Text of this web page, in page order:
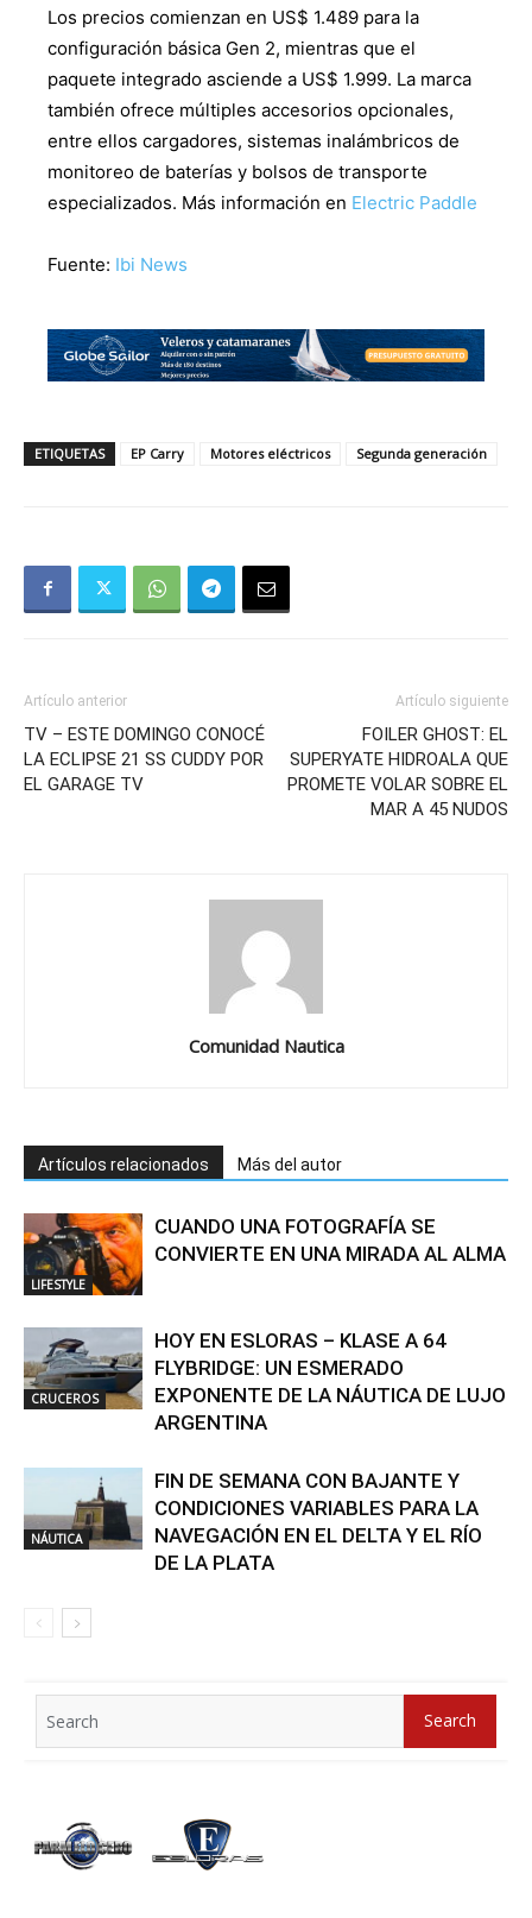
Los precios comienzan en US$ 1.489 para la
configuración básica Gen 2, mientras que el
paquete integrado asciende a US$ 1.999. La marca
también ofrece múltiples accesorios opcionales,
entre ellos cargadores, sistemas inalámbricos de
monitoreo de baterías y bolsos de transporte
especializados. Más información en Electric Paddle
Fuente: Ibi News
ETIQUETAS EP Carry Motores eléctricos Segunda generación
Artículo anterior
TV – ESTE DOMINGO CONOCÉ
LA ECLIPSE 21 SS CUDDY POR
EL GARAGE TV
Artículo siguiente
FOILER GHOST: EL
SUPERYATE HIDROALA QUE
PROMETE VOLAR SOBRE EL
MAR A 45 NUDOS
Comunidad Nautica
Artículos relacionados Más del autor
LIFESTYLE
CUANDO UNA FOTOGRAFÍA SE
CONVIERTE EN UNA MIRADA AL ALMA
CRUCEROS
HOY EN ESLORAS – KLASE A 64
FLYBRIDGE: UN ESMERADO
EXPONENTE DE LA NÁUTICA DE LUJO
ARGENTINA
NÁUTICA
FIN DE SEMANA CON BAJANTE Y
CONDICIONES VARIABLES PARA LA
NAVEGACIÓN EN EL DELTA Y EL RÍO
DE LA PLATA
for:
Search